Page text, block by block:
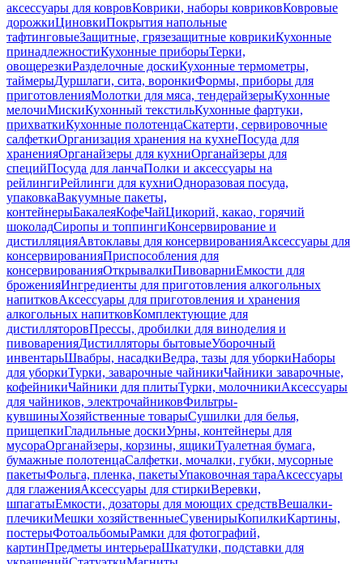
аксессуары для ковровКоврики, наборы ковриковКовровые
дорожкиЦиновкиПокрытия напольные
тафтинговыеЗащитные, грязезащитные коврикиКухонные
принадлежностиКухонные приборыТерки,
овощерезкиРазделочные доскиКухонные термометры,
таймерыДуршлаги, сита, воронкиФормы, приборы для
приготовленияМолотки для мяса, тендерайзерыКухонные
мелочиМискиКухонный текстильКухонные фартуки,
прихваткиКухонные полотенцаСкатерти, сервировочные
салфеткиОрганизация хранения на кухнеПосуда для
храненияОрганайзеры для кухниОрганайзеры для
специйПосуда для ланчаПолки и аксессуары на
рейлингиРейлинги для кухниОдноразовая посуда,
упаковкаВакуумные пакеты,
контейнерыБакалеяКофеЧайЦикорий, какао, горячий
шоколадСиропы и топпингиКонсервирование и
дистилляцияАвтоклавы для консервированияАксессуары для
консервированияПриспособления для
консервированияОткрывалкиПивоварниЕмкости для
броженияИнгредиенты для приготовления алкогольных
напитковАксессуары для приготовления и хранения
алкогольных напитковКомплектующие для
дистилляторовПрессы, дробилки для виноделия и
пивоваренияДистилляторы бытовыеУборочный
инвентарьШвабры, насадкиВедра, тазы для уборкиНаборы
для уборкиТурки, заварочные чайникиЧайники заварочные,
кофейникиЧайники для плитыТурки, молочникиАксессуары
для чайников, электрочайниковФильтры-
кувшиныХозяйственные товарыСушилки для белья,
прищепкиГладильные доскиУрны, контейнеры для
мусораОрганайзеры, корзины, ящикиТуалетная бумага,
бумажные полотенцаСалфетки, мочалки, губки, мусорные
пакетыФольга, пленка, пакетыУпаковочная тараАксессуары
для глаженияАксессуары для стиркиВеревки,
шпагатыЕмкости, дозаторы для моющих средствВешалки-
плечикиМешки хозяйственныеСувенирыКопилкиКартины,
постерыФотоальбомыРамки для фотографий,
картинПредметы интерьераШкатулки, подставки для